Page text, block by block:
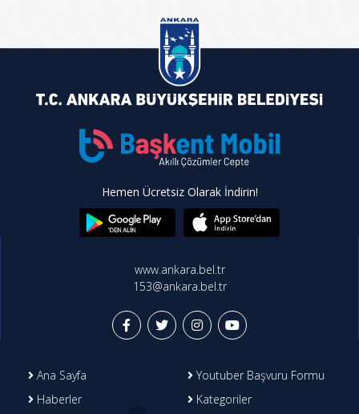
Hemen Ücretsiz Olarak İndirin!
www.ankara.bel.tr
153@ankara.bel.tr
Ana Sayfa
Youtuber Başvuru Formu
Haberler
Kategoriler